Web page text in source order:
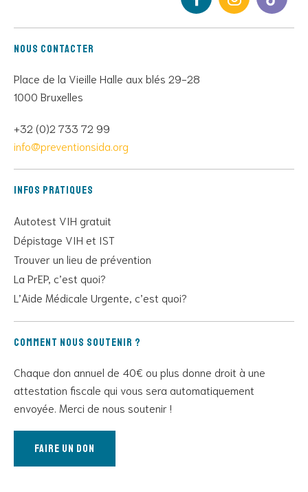
Nous contacter
Place de la Vieille Halle aux blés 29-28
1000 Bruxelles
+32 (0)2 733 72 99
info@preventionsida.org
Infos pratiques
Autotest VIH gratuit
Dépistage VIH et IST
Trouver un lieu de prévention
La PrEP, c’est quoi?
L’Aide Médicale Urgente, c’est quoi?
Comment nous soutenir ?
Chaque don annuel de 40€ ou plus donne droit à une
attestation fiscale qui vous sera automatiquement
envoyée. Merci de nous soutenir !
Faire un don